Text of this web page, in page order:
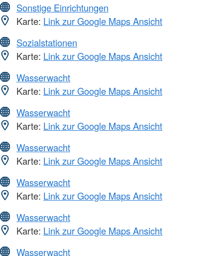
Sonstige Einrichtungen
Karte: Link zur Google Maps Ansicht
Sozialstationen
Karte: Link zur Google Maps Ansicht
Wasserwacht
Karte: Link zur Google Maps Ansicht
Wasserwacht
Karte: Link zur Google Maps Ansicht
Wasserwacht
Karte: Link zur Google Maps Ansicht
Wasserwacht
Karte: Link zur Google Maps Ansicht
Wasserwacht
Karte: Link zur Google Maps Ansicht
Wasserwacht